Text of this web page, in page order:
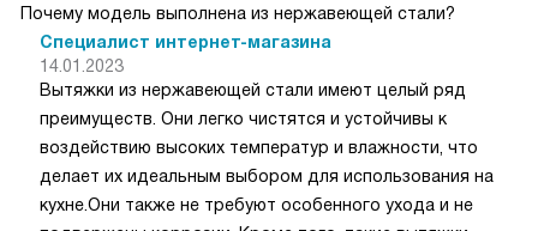
Почему модель выполнена из нержавеющей стали?
Специалист интернет-магазина
14.01.2023
Вытяжки из нержавеющей стали имеют целый ряд
преимуществ. Они легко чистятся и устойчивы к
воздействию высоких температур и влажности, что
делает их идеальным выбором для использования на
кухне.Они также не требуют особенного ухода и не